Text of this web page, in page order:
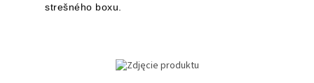
strešného boxu.